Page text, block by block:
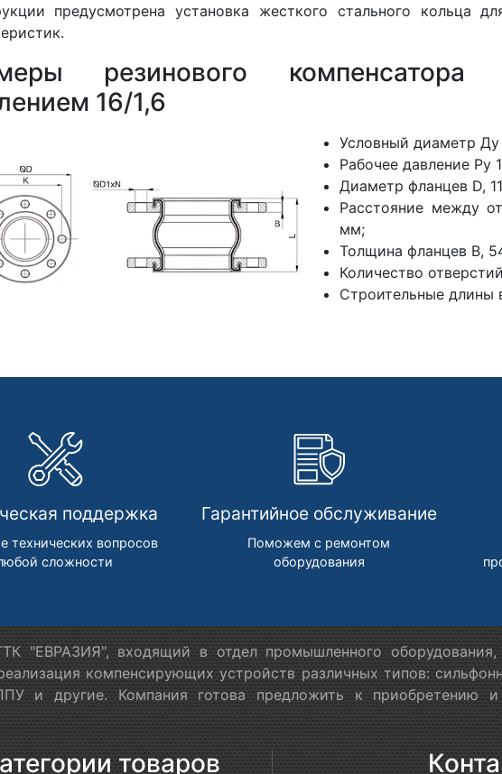
предусмотрена установка жесткого стального кольца
резинового
16/1,6
Условный диаметр
Рабочее давление Ру
Диаметр фланцев D,
Расстояние между
мм;
Толщина фланцев В,
Количество
Строительные длины
поддержка
технических вопросов
сложности
Гарантийное обслуживание
Поможем с ремонтом
оборудования
"ЕВРАЗИЯ", входящий в отдел промышленного оборудования,
компенсирующих устройств различных типов:
и другие. Компания готова предложить к приобретению
товаров